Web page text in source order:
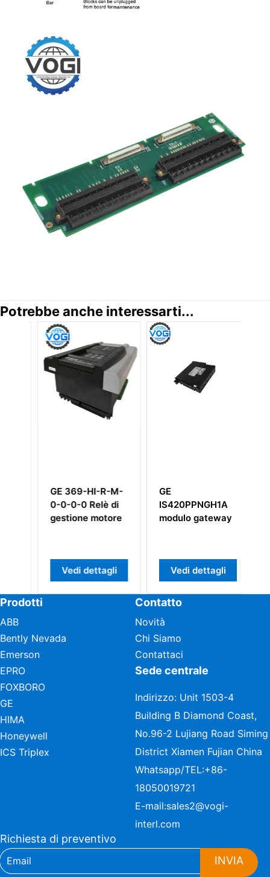
Potrebbe anche interessarti...
GE 369-HI-R-M-
0-0-0-0 Relè di
gestione motore
Vedi dettagli
GE
IS420PPNGH1A
modulo gateway
Vedi dettagli
Prodotti
ABB
Bently Nevada
Emerson
EPRO
FOXBORO
GE
HIMA
Honeywell
ICS Triplex
Contatto
Novità
Chi Siamo
Contattaci
Sede centrale
Indirizzo: Unit 1503-4
Building B Diamond Coast,
No.96-2 Lujiang Road Siming
District Xiamen Fujian China
Whatsapp/TEL:+86-
18050019721
E-mail:sales2@vogi-
interl.com
Richiesta di preventivo
INVIA